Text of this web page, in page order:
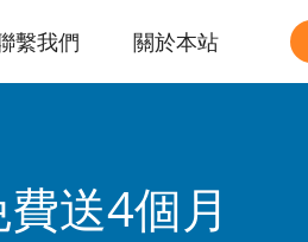
繫我們 關於本站
送4個月